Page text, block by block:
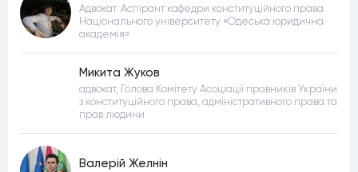
Адвокат. Аспірант кафедри конституційного права
Національного університету «Одеська юридична
академія»
Микита Жуков
адвокат, Голова Комітету Асоціації правників України
з конституційного права, адміністративного права та
прав людини
Валерій Желнін